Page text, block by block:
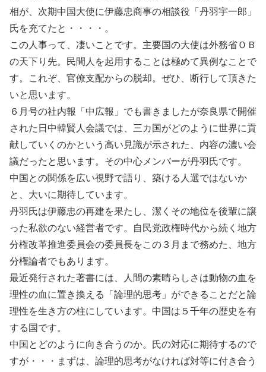
相が、次期中国大使に伊藤忠商事の相談役「丹羽宇一郎」
氏を充てたと・・・・。
この人事って、凄いことです。主要国の大使は外務省ＯＢ
の天下り先。民間人を起用することは極めて異例なことで
す。これぞ、官僚支配からの脱却。ぜひ、断行して頂きた
いと思います。
６月号の社内報「中広報」でも書きましたが奈良県で開催
された日中韓賢人会議では、三カ国がどのように世界に貢
献していくのかという高い見識が示された、内容の濃い会
議だったと思います。その中心メンバーが丹羽氏です。
中国との関係を広い視野で語り、築ける人選ではないか
と、大いに期待しています。
丹羽氏は伊藤忠の再建を果たし、潔くその地位を後輩に譲
った私欲のない経営者です。自民党政権時代から続く地方
分権改革推進委員会の委員長をこの３月まで務めた、地方
分権論者でもあります。
最近発行された著書には、人間の素晴らしさは動物の血を
理性の血に置き換える「論理的思考」ができることだと論
理性を生き方の柱にしています。中国は５千年の歴史を有
する国です。
中国とどのように向き合うのか。氏の対応に期待するので
すが・・・まずは、論理的思考がなければ対等に付き合う